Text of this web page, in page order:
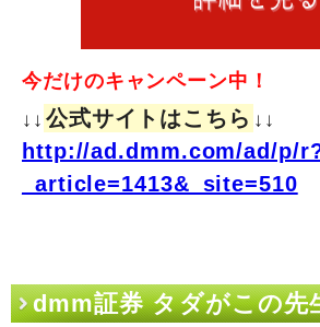
今だけのキャンペーン中！
↓↓ 公式サイトはこちら ↓↓
http://ad.dmm.com/ad/p/
_article=1413&_site=510
dmm証券 タダがこの先